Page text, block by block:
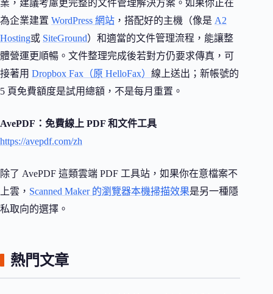
業，建議考慮更完整的文件管理解決方案。如果你正在
為企業建置 WordPress 網站 ，搭配好的主機（像是 A2
Hosting或 SiteGround）和適當的文件管理流程，能讓整
體營運更順暢。文件整理完成後若對方仍要求傳真，可
接著用 Dropbox Fax（原 HelloFax） 線上送出；新帳號的
5 頁免費額度是試用總額，不是每月重置。
AvePDF：免費線上 PDF 和文件工具
https://avepdf.com/zh
除了 AvePDF 這類雲端 PDF 工具站，如果你在意檔案不
上雲， Scanned Maker 的瀏覽器本機掃描效果是另一種隱
私取向的選擇。
熱門文章